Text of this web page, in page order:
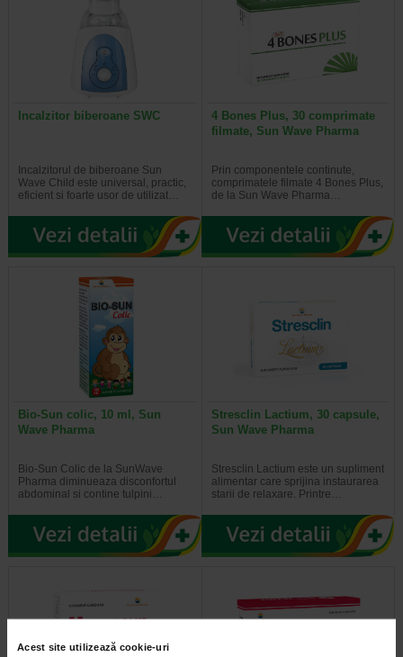
Acest site utilizează cookie-uri
Incalzitor biberoane SWC
Incalzitorul de biberoane Sun
Wave Child este universal, practic,
eficient si foarte usor de utilizat…
4 Bones Plus, 30 comprimate
filmate, Sun Wave Pharma
Prin componentele continute,
comprimatele filmate 4 Bones Plus,
de la Sun Wave Pharma…
Bio-Sun colic, 10 ml, Sun
Wave Pharma
Bio-Sun Colic de la SunWave
Pharma diminueaza disconfortul
abdominal si contine tulpini…
Stresclin Lactium, 30 capsule,
Sun Wave Pharma
Stresclin Lactium este un supliment
alimentar care sprijina instaurarea
starii de relaxare. Printre…